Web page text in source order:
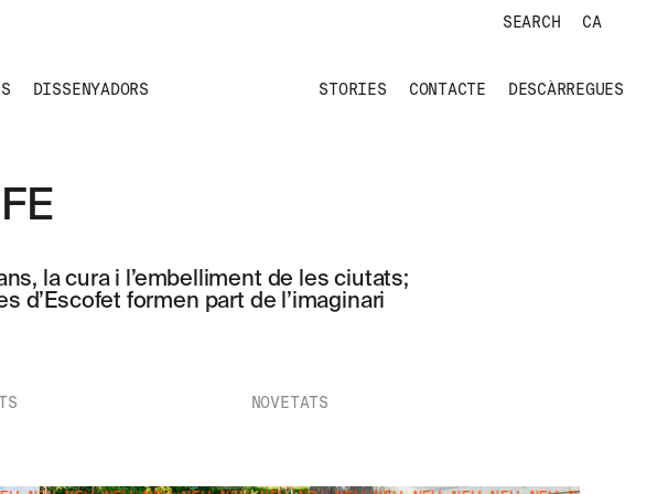
SEARCH CA
DISSENYADORS STORIES CONTACTE DESCÀRREGUES
la cura i l’embelliment de les ciutats;
d’Escofet formen part de l’imaginari
NOVETATS